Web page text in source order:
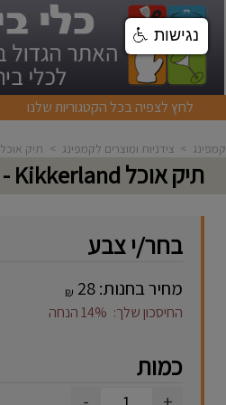
לחץ לצפיה בכל הקטגוריות שלנו
קמפינג > צידניות ומוצרים לקמפינג > תיק אוכל Wicker - Kikkerland
תיק אוכל Wicker - Kikkerland
בחר/י צבע
מחיר בחנות:28
₪
החיסכון שלך: 14%הנחה
כמות
נגישות